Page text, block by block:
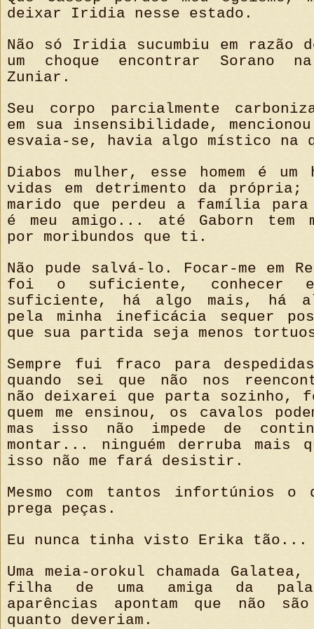
deixar Iridia nesse estado.
Não só Iridia sucumbiu em razão
um choque encontrar Sorano
Zuniar.
Seu corpo parcialmente
em sua insensibilidade,
esvaia-se, havia algo místico na
Diabos mulher, esse homem é
vidas em detrimento da
marido que perdeu a família para
é meu amigo... até Gaborn tem
por moribundos que ti.
Não pude salvá-lo. Focar-me em
foi o suficiente, conhecer
suficiente, há algo mais, há
pela minha ineficácia sequer
que sua partida seja menos
Sempre fui fraco para
quando sei que não nos
não deixarei que parta sozinho,
quem me ensinou, os cavalos
mas isso não impede de
montar... ninguém derruba mais
isso não me fará desistir.
Mesmo com tantos infortúnios o
prega peças.
Eu nunca tinha visto Erika tão...
Uma meia-orokul chamada Galatea,
filha de uma amiga da
aparências apontam que não
quanto deveriam.